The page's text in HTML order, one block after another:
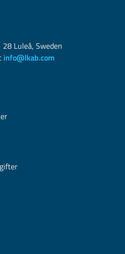
Luleå, Sweden
info@lkab.com